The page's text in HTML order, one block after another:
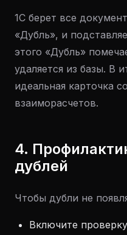
1С берет все
«Дубль», и
этого «Дубль»
удаляется из базы. В
идеальная карточка
взаиморасчетов.
4.
дублей
Чтобы дубли не
Включите